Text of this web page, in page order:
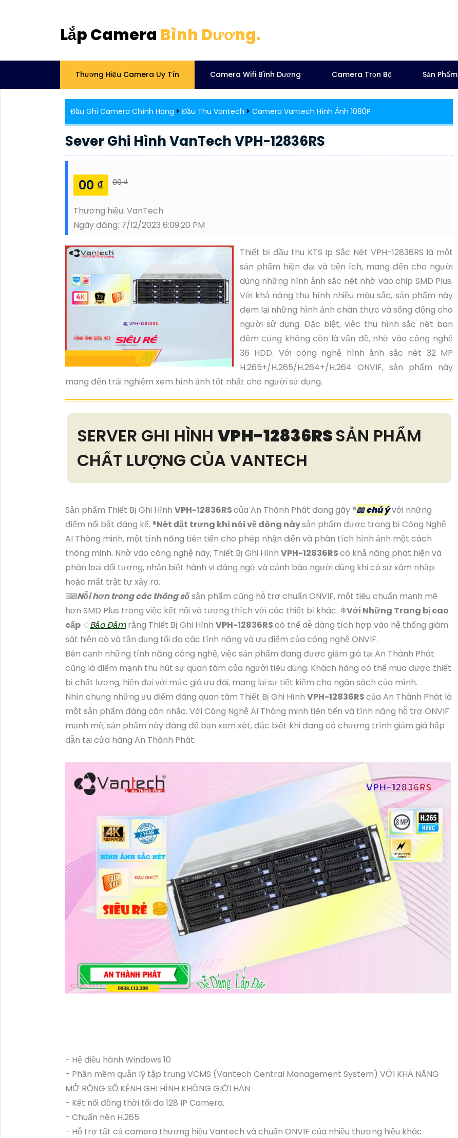
Lắp Camera Bình Dương.
Thương Hiệu Camera Uy Tín Camera Wifi Bình Dương Camera Trọn Bộ Sản Phẩm
Đầu Ghi Camera Chính Hãng Đầu Thu Vantech Camera Vantech Hình Ảnh 1080P
Sever Ghi Hình VanTech VPH-12836RS
00 ₫ 00 ₫
Thương hiệu: VanTech
Ngày đăng: 7/12/2023 6:09:20 PM
Thiết bị đầu thu KTS Ip Sắc Nét VPH-12836RS là một
sản phẩm hiện đại và tiện ích, mang đến cho người
dùng những hình ảnh sắc nét nhờ vào chip SMD Plus.
Với khả năng thu hình nhiều màu sắc, sản phẩm này
đem lại những hình ảnh chân thực và sống động cho
người sử dụng. Đặc biệt, việc thu hình sắc nét ban
đêm cũng không còn là vấn đề, nhờ vào công nghệ
36 HDD. Với công nghệ hình ảnh sắc nét 32 MP
H.265+/H.265/H.264+/H.264 ONVIF, sản phẩm này
mang đến trải nghiệm xem hình ảnh tốt nhất cho người sử dụng.
SERVER GHI HÌNH VPH-12836RSSẢN PHẨM
CHẤT LƯỢNG CỦA VANTECH
Sản phẩm Thiết Bị Ghi Hình VPH-12836RScủa An Thành Phát đang gây ®️📖 chú ývới những
điểm nổi bật đáng kể. ®️Nét đặt trưng khi nói về dòng nàysản phẩm được trang bị Công Nghệ
AI Thông minh, một tính năng tiên tiến cho phép nhận diện và phân tích hình ảnh một cách
thông minh. Nhờ vào công nghệ này, Thiết Bị Ghi Hình VPH-12836RScó khả năng phát hiện và
phân loại đối tượng, nhận biết hành vi đáng ngờ và cảnh báo người dùng khi có sự xâm nhập
hoặc mất trật tự xảy ra.
⌨Nỗi hơn trong các thông sốsản phẩm cũng hỗ trợ chuẩn ONVIF, một tiêu chuẩn mạnh mẽ
hơn SMD Plus trong việc kết nối và tương thích với các thiết bị khác. ❄Với Những Trang bị cao
cấp ♢Bảo Đảmrằng Thiết Bị Ghi Hình VPH-12836RScó thể dễ dàng tích hợp vào hệ thống giám
sát hiện có và tận dụng tối đa các tính năng và ưu điểm của công nghệ ONVIF.
Bên cạnh những tính năng công nghệ, việc sản phẩm đang được giảm giá tại An Thành Phát
cũng là điểm mạnh thu hút sự quan tâm của người tiêu dùng. Khách hàng có thể mua được thiết
bị chất lượng, hiện đại với mức giá ưu đãi, mang lại sự tiết kiệm cho ngân sách của mình.
Nhìn chung những ưu điểm đáng quan tâm Thiết Bị Ghi Hình VPH-12836RScủa An Thành Phát là
một sản phẩm đáng cân nhắc. Với Công Nghệ AI Thông minh tiên tiến và tính năng hỗ trợ ONVIF
mạnh mẽ, sản phẩm này đáng để bạn xem xét, đặc biệt khi đang có chương trình giảm giá hấp
dẫn tại cửa hàng An Thành Phát.
- Hệ điều hành Windows 10
- Phần mềm quản lý tập trung VCMS (Vantech Central Management System) VỚI KHẢ NĂNG
MỞ RỘNG SỐ KÊNH GHI HÌNH KHÔNG GIỚI HẠN
- Kết nối đồng thời tối đa 128 IP Camera.
- Chuẩn nén H.265
- Hỗ trợ tất cả camera thương hiệu Vantech và chuẩn ONVIF của nhiều thương hiệu khác